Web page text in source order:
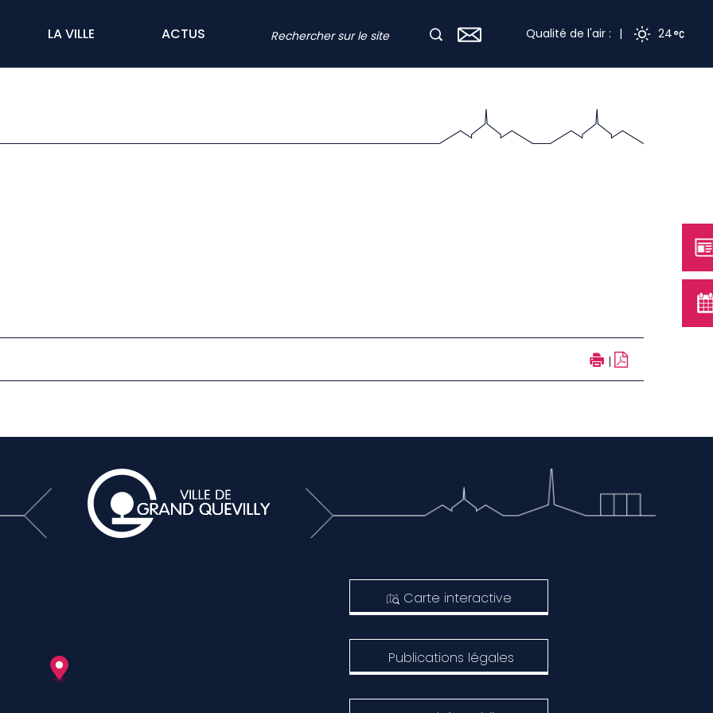
LA VILLE ACTUS Qualité de l'air : | 24
|
Carte interactive
Publications légales